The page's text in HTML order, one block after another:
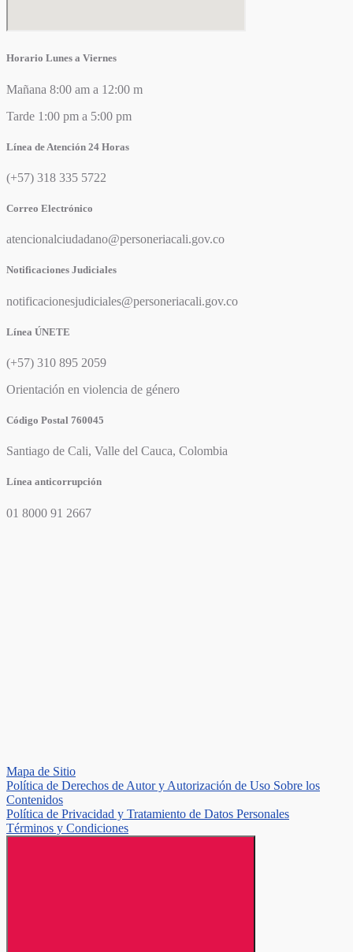
Horario Lunes a Viernes
Mañana 8:00 am a 12:00 m
Tarde 1:00 pm a 5:00 pm
Línea de Atención 24 Horas
(+57) 318 335 5722
Correo Electrónico
atencionalciudadano@personeriacali.gov.co
Notificaciones Judiciales
notificacionesjudiciales@personeriacali.gov.co
Línea ÚNETE
(+57) 310 895 2059
Orientación en violencia de género
Código Postal 760045
Santiago de Cali, Valle del Cauca, Colombia
Línea anticorrupción
01 8000 91 2667
Mapa de Sitio
Política de Derechos de Autor y Autorización de Uso Sobre los
Contenidos
Política de Privacidad y Tratamiento de Datos Personales
Términos y Condiciones